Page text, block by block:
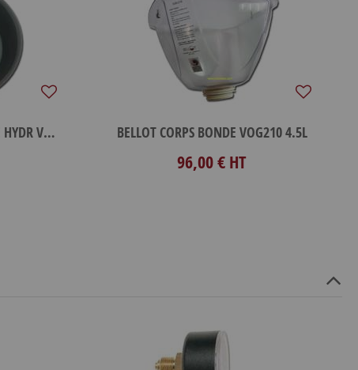
BELLOT PANIER PVC BONDE HYDR VOG210 BELLOT CORPS BONDE VOG210 4.5L
96,00 € HT